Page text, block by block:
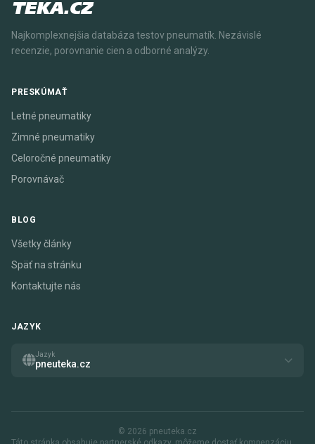
TEKA.CZ
Najkomplexnejšia databáza testov pneumatík. Nezávislé
recenzie, porovnanie cien a odborné analýzy.
PRESKÚMAŤ
Letné pneumatiky
Zimné pneumatiky
Celoročné pneumatiky
Porovnávač
BLOG
Všetky články
Späť na stránku
Kontaktujte nás
JAZYK
Jazyk
pneuteka.cz
© 2026 pneuteka.cz